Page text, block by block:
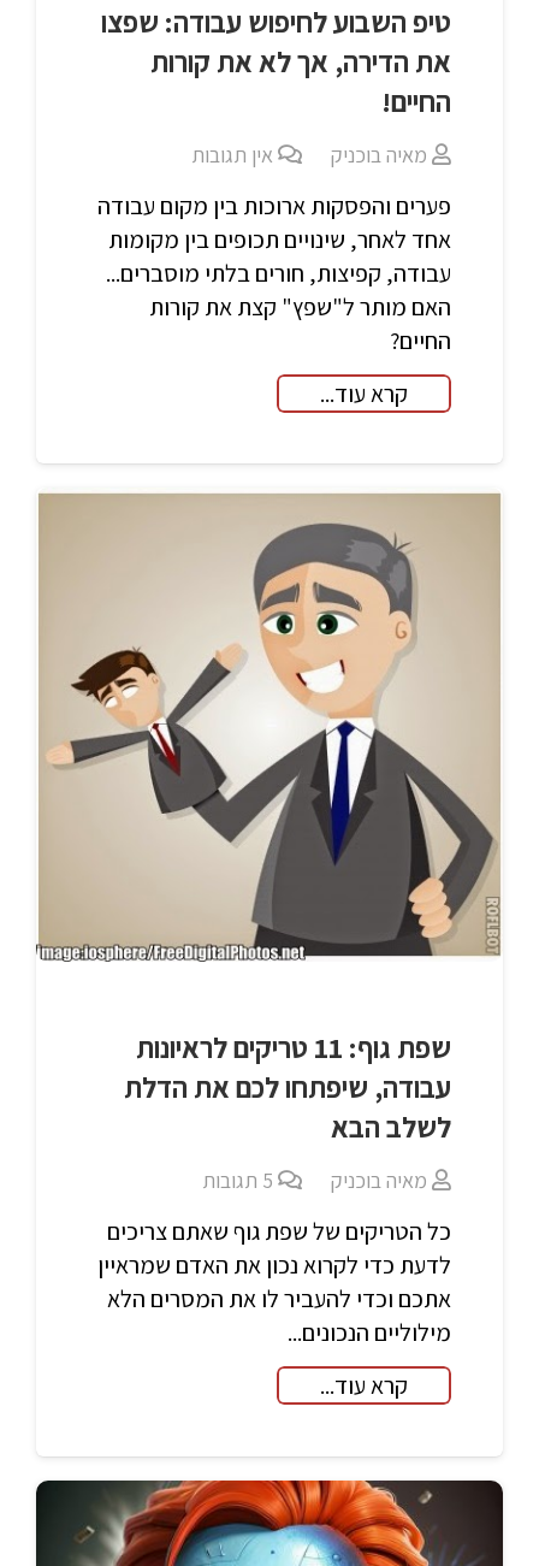
טיפ השבוע לחיפוש עבודה: שפצו
את הדירה, אך לא את קורות
החיים!
מאיה בוכניק אין תגובות
פערים והפסקות ארוכות בין מקום עבודה
אחד לאחר, שינויים תכופים בין מקומות
עבודה, קפיצות, חורים בלתי מוסברים...
האם מותר ל"שפץ" קצת את קורות
החיים?
קרא עוד...
שפת גוף: 11 טריקים לראיונות
עבודה, שיפתחו לכם את הדלת
לשלב הבא
מאיה בוכניק 5 תגובות
כל הטריקים של שפת גוף שאתם צריכים
לדעת כדי לקרוא נכון את האדם שמראיין
אתכם וכדי להעביר לו את המסרים הלא
מילוליים הנכונים...
קרא עוד...